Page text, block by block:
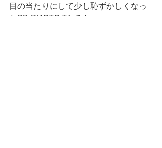
目の当たりにして少し恥ずかしくなっ
たBB-PHOTO TJ です。